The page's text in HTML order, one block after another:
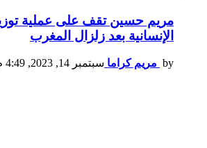
مريم حسين تقف على عملية
الإنسانية بعد زلزال المغرب
by مريم كراما سبتمبر 14, 2023, 4:49 م